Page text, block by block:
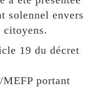
solennel envers
19 du décret
portant